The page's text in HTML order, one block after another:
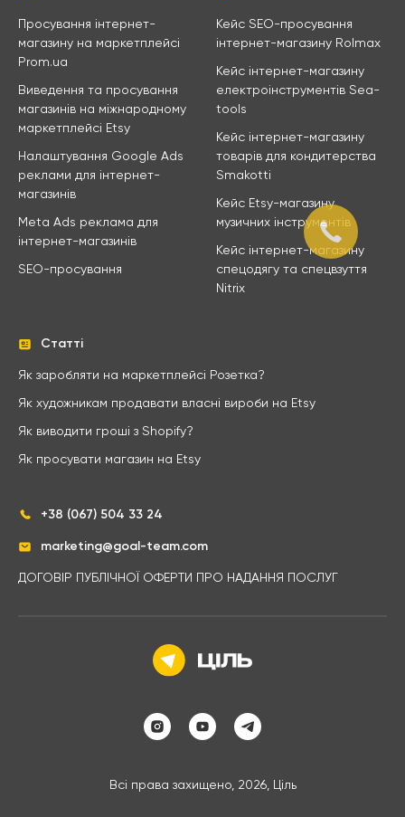
Просування інтернет-
магазину на маркетплейсі
Prom.ua
Виведення та просування
магазинів на міжнародному
маркетплейсі Etsy
Налаштування Google Ads
реклами для інтернет-
магазинів
Meta Ads реклама для
інтернет-магазинів
SEO-просування
Кейс SEO-просування
інтернет-магазину Rolmax
Кейс інтернет-магазину
електроінструментів Sea-
tools
Кейс інтернет-магазину
товарів для кондитерства
Smakotti
Кейс Etsy-магазину
музичних інструментів
Кейс інтернет-магазину
спецодягу та спецвзуття
Nitrix
Статті
Як заробляти на маркетплейсі Розетка?
Як художникам продавати власні вироби на Etsy
Як виводити гроші з Shopify?
Як просувати магазин на Etsy
+38 (067) 504 33 24
marketing@goal-team.com
ДОГОВІР ПУБЛІЧНОЇ ОФЕРТИ ПРО НАДАННЯ ПОСЛУГ
Всі права захищено, 2026, Ціль